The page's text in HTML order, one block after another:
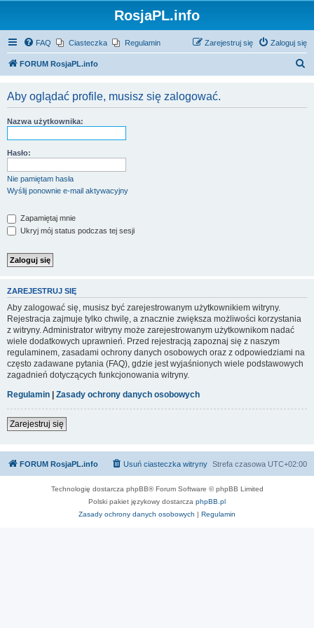
RosjaPL.info
FAQ Ciasteczka Regulamin Zaloguj się
Zarejestruj się
FORUM RosjaPL.info
Aby oglądać profile, musisz się zalogować.
Nazwa użytkownika:
Hasło:
Nie pamiętam hasła
Wyślij ponownie e-mail aktywacyjny
Zapamiętaj mnie
Ukryj mój status podczas tej sesji
ZAREJESTRUJ SIĘ
Aby zalogować się, musisz być zarejestrowanym użytkownikiem witryny.
Rejestracja zajmuje tylko chwilę, a znacznie zwiększa możliwości korzystania
z witryny. Administrator witryny może zarejestrowanym użytkownikom nadać
wiele dodatkowych uprawnień. Przed rejestracją zapoznaj się z naszym
regulaminem, zasadami ochrony danych osobowych oraz z odpowiedziami na
często zadawane pytania (FAQ), gdzie jest wyjaśnionych wiele podstawowych
zagadnień dotyczących funkcjonowania witryny.
Regulamin | Zasady ochrony danych osobowych
Zarejestruj się
FORUM RosjaPL.info Strefa czasowa UTC+02:00
Usuń ciasteczka witryny
Technologię dostarcza phpBB® Forum Software © phpBB Limited
Polski pakiet językowy dostarcza phpBB.pl
Zasady ochrony danych osobowych | Regulamin